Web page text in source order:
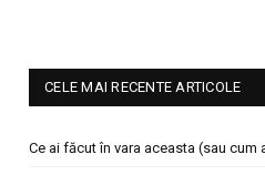
CELE MAI RECENTE ARTICOLE
Ce ai făcut în vara aceasta (sau